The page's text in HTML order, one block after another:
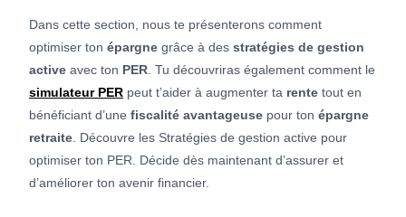
Dans cette section, nous te présenterons comment
optimiser ton épargne grâce à des stratégies de gestion
active avec ton PER . Tu découvriras également comment le
simulateur PER peut t’aider à augmenter ta rente tout en
bénéficiant d’une fiscalité avantageuse pour ton épargne
retraite . Découvre les Stratégies de gestion active pour
optimiser ton PER. Décide dès maintenant d’assurer et
d’améliorer ton avenir financier.